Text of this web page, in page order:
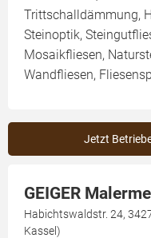
Trittschalldämmung,
Steinoptik,
Mosaikfliesen,
Wandfliesen,
Jetzt
GEIGER
Habichtswaldstr. 24,
Kassel)